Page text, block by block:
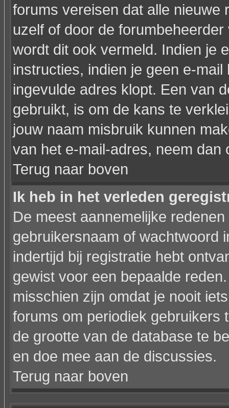
forums vereisen dat alle nieuwe
uzelf of door de
wordt dit ook vermeld. Indien je
instructies, indien je geen e-
ingevulde adres klopt. Een van
gebruikt, is om de kans te
jouw naam misbruik kunnen
van het e-mail-adres, neem dan
Terug naar boven
Ik heb in het verleden
De meest aannemelijke
gebruikersnaam of wachtwoord
indertijd bij registratie hebt
gewist voor een bepaalde
misschien zijn omdat je nooit
forums om periodiek gebruikers
de grootte van de database te
en doe mee aan de discussies.
Terug naar boven